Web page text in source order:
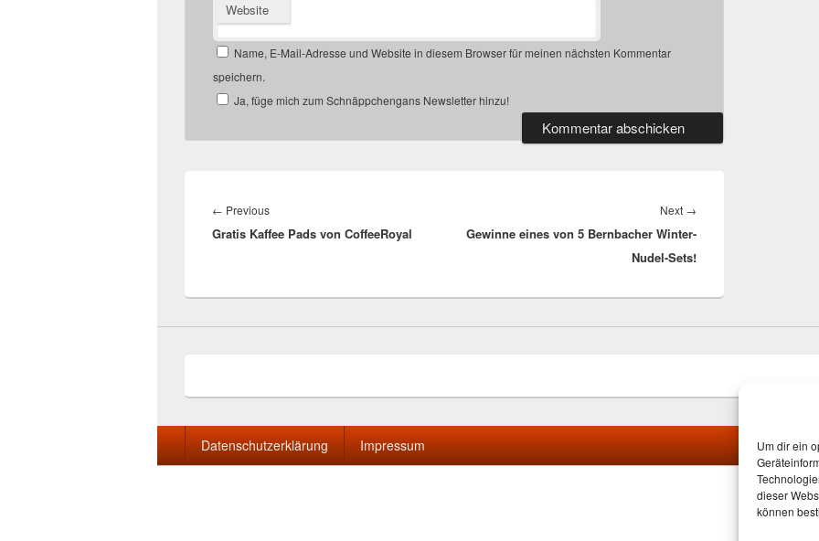
Um dir ein
dieser
können
Website
Name, E-Mail-Adresse und Website in diesem Browser für meinen nächsten Kommentar
speichern.
Ja, füge mich zum Schnäppchengans Newsletter hinzu!
← PreviousPrevious
post:
Gratis Kaffee Pads von CoffeeRoyal
Next →
post:
Gewinne eines von 5 Bernbacher Winter-
Nudel-Sets!
Seitenfuß-
Menü Datenschutzerklärung Impressum